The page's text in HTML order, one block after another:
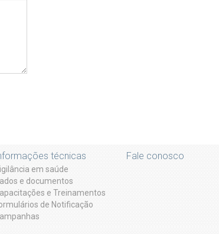
técnicas
em saúde
e documentos
e Treinamentos
de Notificação
Fale conosco